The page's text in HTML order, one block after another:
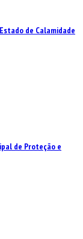
de Calamidade
de Proteção e